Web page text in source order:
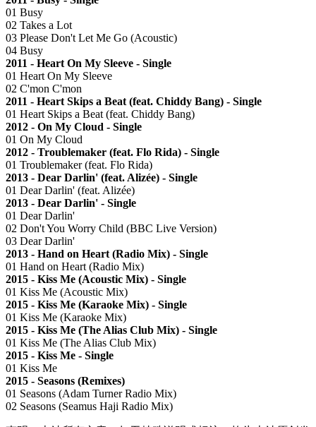
01 Busy
02 Takes a Lot
03 Please Don't Let Me Go (Acoustic)
04 Busy
2011 - Heart On My Sleeve - Single
01 Heart On My Sleeve
02 C'mon C'mon
2011 - Heart Skips a Beat (feat. Chiddy Bang) - Single
01 Heart Skips a Beat (feat. Chiddy Bang)
2012 - On My Cloud - Single
01 On My Cloud
2012 - Troublemaker (feat. Flo Rida) - Single
01 Troublemaker (feat. Flo Rida)
2013 - Dear Darlin' (feat. Alizée) - Single
01 Dear Darlin' (feat. Alizée)
2013 - Dear Darlin' - Single
01 Dear Darlin'
02 Don't You Worry Child (BBC Live Version)
03 Dear Darlin'
2013 - Hand on Heart (Radio Mix) - Single
01 Hand on Heart (Radio Mix)
2015 - Kiss Me (Acoustic Mix) - Single
01 Kiss Me (Acoustic Mix)
2015 - Kiss Me (Karaoke Mix) - Single
01 Kiss Me (Karaoke Mix)
2015 - Kiss Me (The Alias Club Mix) - Single
01 Kiss Me (The Alias Club Mix)
2015 - Kiss Me - Single
01 Kiss Me
2015 - Seasons (Remixes)
01 Seasons (Adam Turner Radio Mix)
02 Seasons (Seamus Haji Radio Mix)